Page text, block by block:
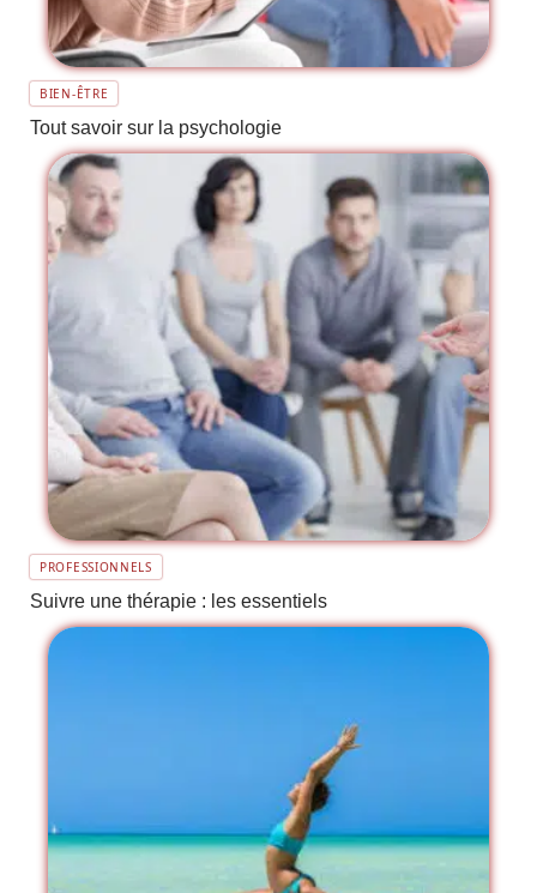
BIEN-ÊTRE
Tout savoir sur la psychologie
PROFESSIONNELS
Suivre une thérapie : les essentiels